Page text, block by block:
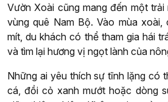
Vườn Xoài cũng mang đến một
vùng quê Nam Bộ. Vào mùa xoài,
mít, du khách có thể tham gia hái
và tìm lại hương vị ngọt lành của
Những ai yêu thích sự tĩnh lặng có
cá, đồi cỏ xanh mướt hoặc dòng